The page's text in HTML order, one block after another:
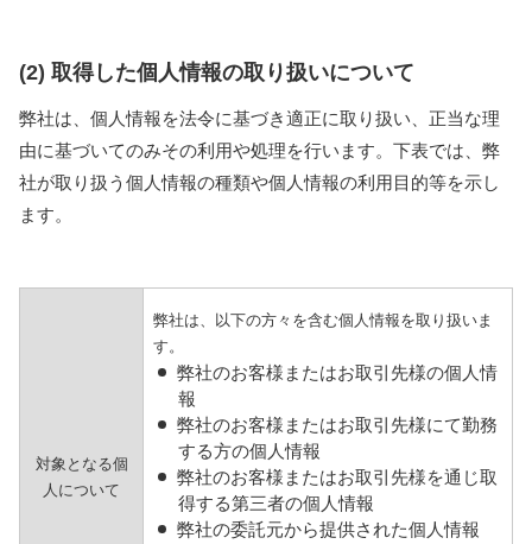
(2) 取得した個人情報の取り扱いについて
弊社は、個人情報を法令に基づき適正に取り扱い、正当な理
由に基づいてのみその利用や処理を行います。下表では、弊
社が取り扱う個人情報の種類や個人情報の利用目的等を示し
ます。
対象となる個
人について
弊社は、以下の方々を含む個人情報を取り扱いま
す。
弊社のお客様またはお取引先様の個人情
報
弊社のお客様またはお取引先様にて勤務
する方の個人情報
弊社のお客様またはお取引先様を通じ取
得する第三者の個人情報
弊社の委託元から提供された個人情報